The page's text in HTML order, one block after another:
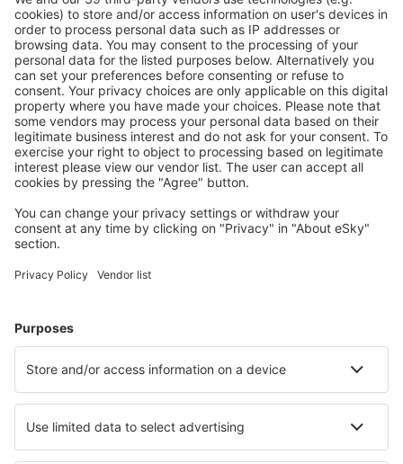
Download onze appen plan gemakkelijk uw
reizen
Vliegtickets
Verblijf
Vlucht+hotel